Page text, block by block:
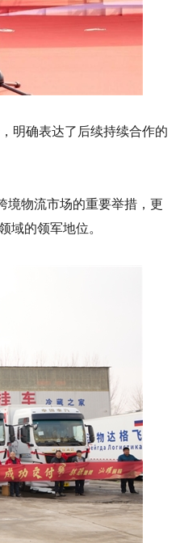
明确表达了后续持续合作的
境物流市场的重要举措，更
域的领军地位。